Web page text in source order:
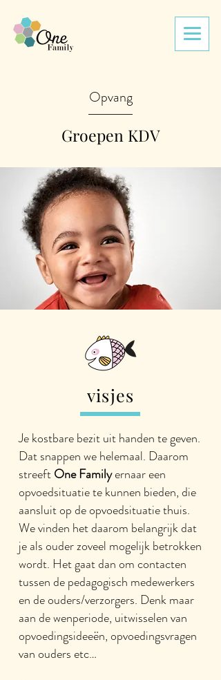
Opvang
Groepen KDV
visjes
Je kostbare bezit uit handen te geven.
Dat snappen we helemaal. Daarom
streeftOne Familyernaar een
opvoedsituatie te kunnen bieden, die
aansluit op de opvoedsituatie thuis.
We vinden het daarom belangrijk dat
je als ouder zoveel mogelijk betrokken
wordt. Het gaat dan om contacten
tussen de pedagogisch medewerkers
en de ouders/verzorgers. Denk maar
aan de wenperiode, uitwisselen van
opvoedingsideeën, opvoedingsvragen
van ouders etc…